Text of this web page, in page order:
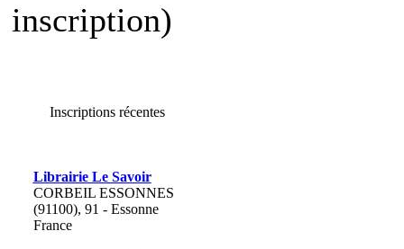
inscription)
Inscriptions récentes
Librairie Le Savoir
CORBEIL ESSONNES
(91100), 91 - Essonne
France